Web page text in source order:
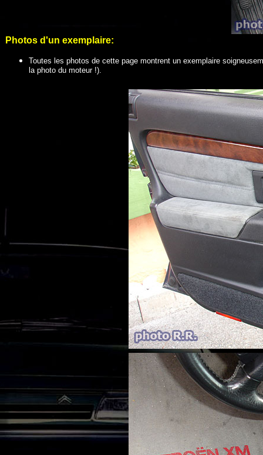
Photos d'un exemplaire:
Toutes les photos de cette page montrent un exemplaire
la photo du moteur !).